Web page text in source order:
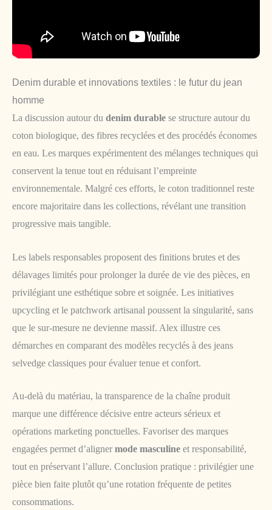
Denim durable et innovations textiles : le futur du jean
homme
La discussion autour du denim durable se structure autour du
coton biologique, des fibres recyclées et des procédés économes
en eau. Les marques expérimentent des mélanges techniques qui
conservent la tenue tout en réduisant l’empreinte
environnementale. Malgré ces efforts, le coton traditionnel reste
encore majoritaire dans les collections, révélant une transition
progressive mais tangible.
Les labels responsables proposent des finitions brutes et des
délavages limités pour prolonger la durée de vie des pièces, en
privilégiant une esthétique sobre et soignée. Les initiatives
upcycling et le patchwork artisanal poussent la singularité, sans
que le sur-mesure ne devienne massif. Alex illustre ces
démarches en comparant des modèles recyclés à des jeans
selvedge classiques pour évaluer tenue et confort.
Au-delà du matériau, la transparence de la chaîne produit
marque une différence décisive entre acteurs sérieux et
opérations marketing ponctuelles. Favoriser des marques
engagées permet d’aligner mode masculine et responsabilité,
tout en préservant l’allure. Conclusion pratique : privilégier une
pièce bien faite plutôt qu’une rotation fréquente de petites
consommations.